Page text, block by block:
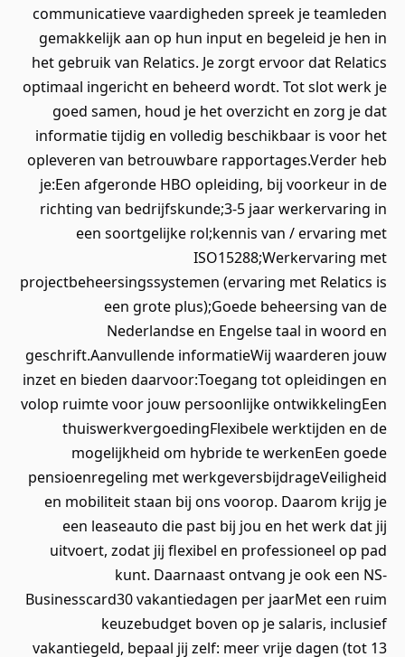
communicatieve vaardigheden spreek je teamleden
gemakkelijk aan op hun input en begeleid je hen in
het gebruik van Relatics. Je zorgt ervoor dat Relatics
optimaal ingericht en beheerd wordt. Tot slot werk je
goed samen, houd je het overzicht en zorg je dat
informatie tijdig en volledig beschikbaar is voor het
opleveren van betrouwbare rapportages.Verder heb
je:Een afgeronde HBO opleiding, bij voorkeur in de
richting van bedrijfskunde;3-5 jaar werkervaring in
een soortgelijke rol;kennis van / ervaring met
ISO15288;Werkervaring met
projectbeheersingssystemen (ervaring met Relatics is
een grote plus);Goede beheersing van de
Nederlandse en Engelse taal in woord en
geschrift.Aanvullende informatieWij waarderen jouw
inzet en bieden daarvoor:Toegang tot opleidingen en
volop ruimte voor jouw persoonlijke ontwikkelingEen
thuiswerkvergoedingFlexibele werktijden en de
mogelijkheid om hybride te werkenEen goede
pensioenregeling met werkgeversbijdrageVeiligheid
en mobiliteit staan bij ons voorop. Daarom krijg je
een leaseauto die past bij jou en het werk dat jij
uitvoert, zodat jij flexibel en professioneel op pad
kunt. Daarnaast ontvang je ook een NS-
Businesscard30 vakantiedagen per jaarMet een ruim
keuzebudget boven op je salaris, inclusief
vakantiegeld, bepaal jij zelf: meer vrije dagen (tot 13